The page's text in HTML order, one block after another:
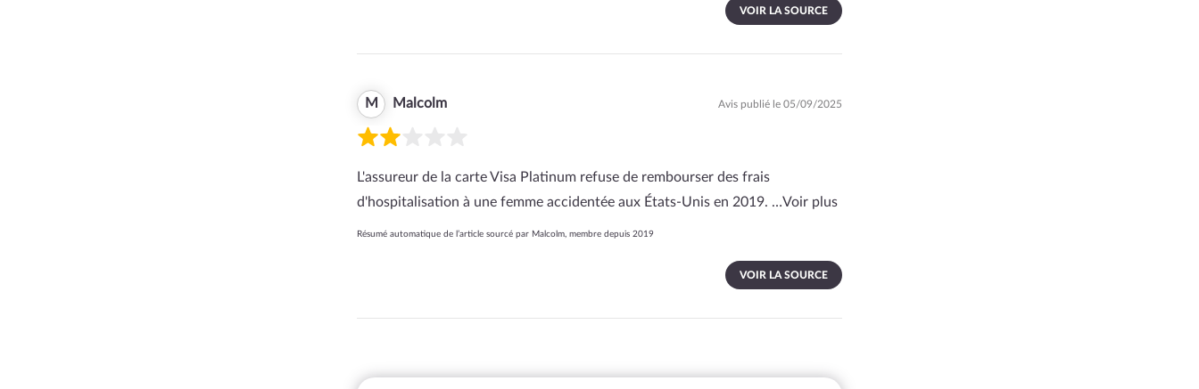
VOIR LA SOURCE
M Malcolm Avis publié le 05/09/2025
L'assureur de la carte Visa Platinum refuse de rembourser des frais
d'hospitalisation à une femme accidentée aux États-Unis en 2019. …Voir plus
Résumé automatique de l’article sourcé par Malcolm, membre depuis 2019
VOIR LA SOURCE